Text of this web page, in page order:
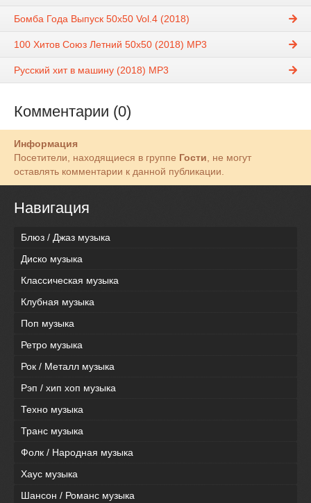
Бомба Года Выпуск 50х50 Vol.4 (2018)
100 Хитов Союз Летний 50х50 (2018) MP3
Русский хит в машину (2018) MP3
Комментарии (0)
Информация
Посетители, находящиеся в группе Гости, не могут
оставлять комментарии к данной публикации.
Навигация
Блюз / Джаз музыка
Диско музыка
Классическая музыка
Клубная музыка
Поп музыка
Ретро музыка
Рок / Металл музыка
Рэп / хип хоп музыка
Техно музыка
Транс музыка
Фолк / Народная музыка
Хаус музыка
Шансон / Романс музыка